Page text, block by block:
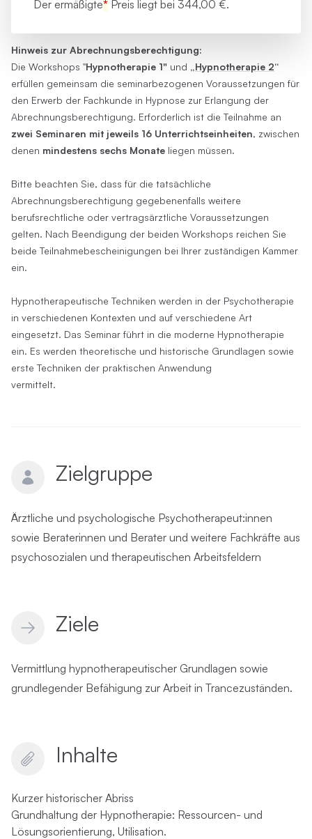
Hinweis zur Abrechnungsberechtigung:
Die Workshops "Hypnotherapie 1" und „Hypnotherapie 2“
erfüllen gemeinsam die seminarbezogenen Voraussetzungen für
den Erwerb der Fachkunde in Hypnose zur Erlangung der
Abrechnungsberechtigung. Erforderlich ist die Teilnahme an
zwei Seminaren mit jeweils 16 Unterrichtseinheiten, zwischen
denen mindestens sechs Monate liegen müssen.
Bitte beachten Sie, dass für die tatsächliche
Abrechnungsberechtigung gegebenenfalls weitere
berufsrechtliche oder vertragsärztliche Voraussetzungen
gelten. Nach Beendigung der beiden Workshops reichen Sie
beide Teilnahmebescheinigungen bei Ihrer zuständigen Kammer
ein.
Hypnotherapeutische Techniken werden in der Psychotherapie
in verschiedenen Kontexten und auf verschiedene Art
eingesetzt. Das Seminar führt in die moderne Hypnotherapie
ein. Es werden theoretische und historische Grundlagen sowie
erste Techniken der praktischen Anwendung
vermittelt.
Zielgruppe
Ärztliche und psychologische Psychotherapeut:innen
sowie Beraterinnen und Berater und weitere Fachkräfte aus
psychosozialen und therapeutischen Arbeitsfeldern
Ziele
Vermittlung hypnotherapeutischer Grundlagen sowie
grundlegender Befähigung zur Arbeit in Trancezuständen.
Inhalte
Kurzer historischer Abriss
Grundhaltung der Hypnotherapie: Ressourcen- und
Lösungsorientierung, Utilisation.
Der ermäßigte* Preis liegt bei 344,00 €.